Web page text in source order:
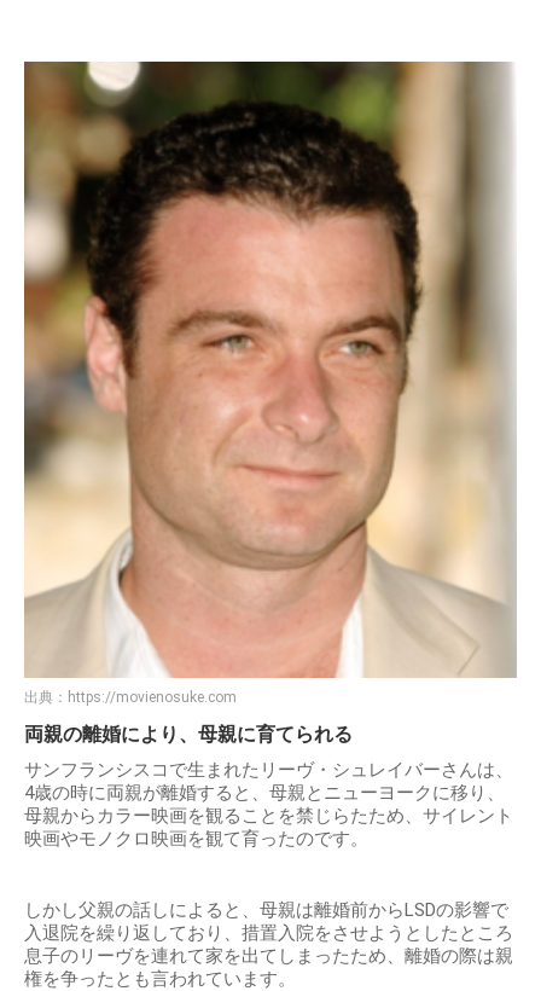
出典： https://movienosuke.com
両親の離婚により、母親に育てられる
サンフランシスコで生まれたリーヴ・シュレイバーさんは、
4歳の時に両親が離婚すると、母親とニューヨークに移り、
母親からカラー映画を観ることを禁じらたため、サイレント
映画やモノクロ映画を観て育ったのです。
しかし父親の話しによると、母親は離婚前からLSDの影響で
入退院を繰り返しており、措置入院をさせようとしたところ
息子のリーヴを連れて家を出てしまったため、離婚の際は親
権を争ったとも言われています。